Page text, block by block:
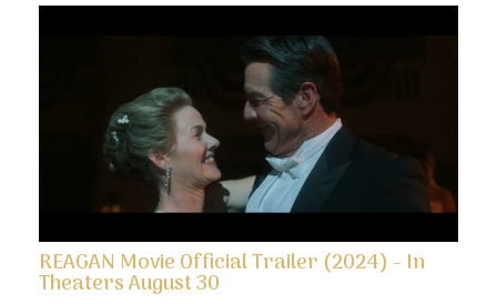
REAGAN Movie Official Trailer (2024) - In
Theaters August 30